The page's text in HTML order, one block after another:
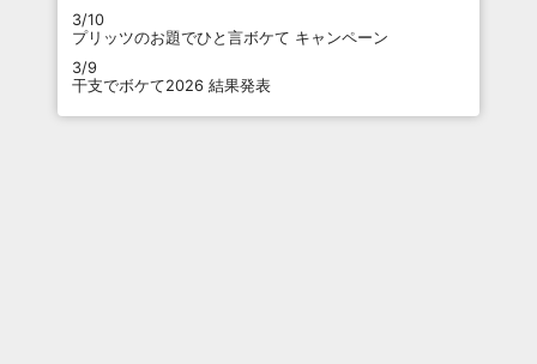
3/10
プリッツのお題でひと言ボケて キャンペーン
3/9
干支でボケて2026 結果発表